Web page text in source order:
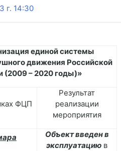
г. 14:30
единой системы
движения Российской
(2009 – 2020 годы)»
ФЦП
Результат
реализации
мероприятия
Объект введен в
эксплуатацию в